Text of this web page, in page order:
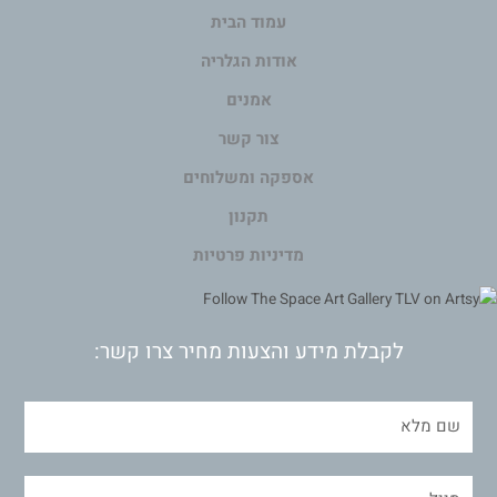
עמוד הבית
אודות הגלריה
אמנים
צור קשר
אספקה ומשלוחים
תקנון
מדיניות פרטיות
לקבלת מידע והצעות מחיר צרו קשר: